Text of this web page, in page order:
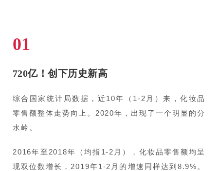
01
720亿！创下历史新高
综合国家统计局数据，近10年（1-2月）来，化妆品
零售额整体走势向上。2020年，出现了一个明显的分
水岭。
2016年至2018年（均指1-2月），化妆品零售额均呈
现双位数增长，2019年1-2月的增速同样达到8.9%。